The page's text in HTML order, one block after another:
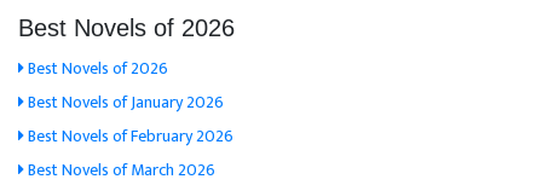
Best Novels of 2026
Best Novels of 2026
Best Novels of January 2026
Best Novels of February 2026
Best Novels of March 2026